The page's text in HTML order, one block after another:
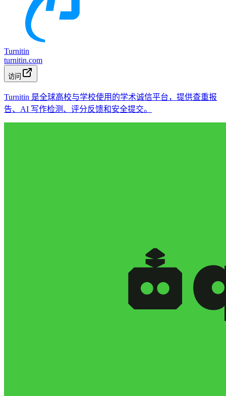
Turnitin
turnitin.com
访问
Turnitin 是全球高校与学校使用的学术诚信平台，提供查重报
告、AI 写作检测、评分反馈和安全提交。